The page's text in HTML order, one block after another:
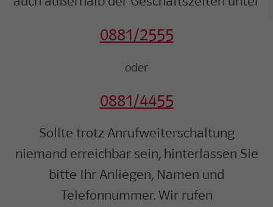
0881/2555
oder
0881/4455
Sollte trotz Anrufweiterschaltung
niemand erreichbar sein, hinterlassen Sie
bitte Ihr Anliegen, Namen und
Telefonnummer. Wir rufen